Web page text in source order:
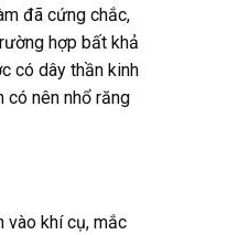
đã cứng chắc,
hợp bất khả
có dây thần kinh
có nên nhổ răng
vào khí cụ, mắc